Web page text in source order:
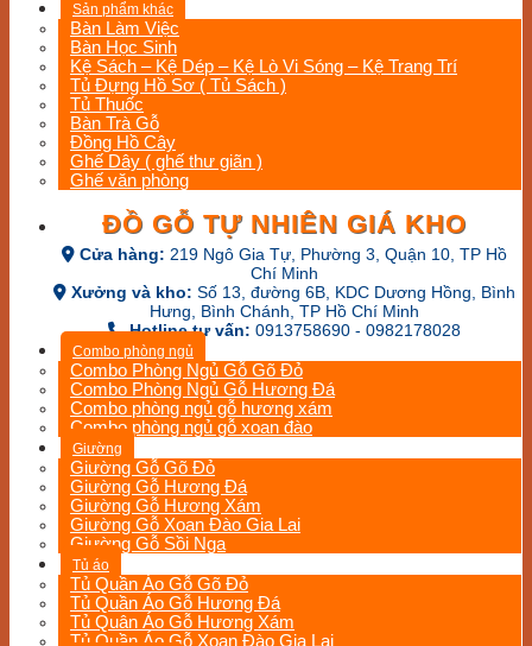
Sản phẩm khác
Bàn Làm Việc
Bàn Học Sinh
Kệ Sách – Kệ Dép – Kệ Lò Vi Sóng – Kệ Trang Trí
Tủ Đựng Hồ Sơ ( Tủ Sách )
Tủ Thuốc
Bàn Trà Gỗ
Đồng Hồ Cây
Ghế Dây ( ghế thư giãn )
Ghế văn phòng
ĐỒ GỖ TỰ NHIÊN GIÁ KHO
Cửa hàng: 219 Ngô Gia Tự, Phường 3, Quận 10, TP Hồ
Chí Minh
Xưởng và kho: Số 13, đường 6B, KDC Dương Hồng, Bình
Hưng, Bình Chánh, TP Hồ Chí Minh
Hotline tư vấn: 0913758690 - 0982178028
Combo phòng ngủ
Combo Phòng Ngủ Gỗ Gõ Đỏ
Combo Phòng Ngủ Gỗ Hương Đá
Combo phòng ngủ gỗ hương xám
Combo phòng ngủ gỗ xoan đào
Giường
Giường Gỗ Gõ Đỏ
Giường Gỗ Hương Đá
Giường Gỗ Hương Xám
Giường Gỗ Xoan Đào Gia Lai
Giường Gỗ Sồi Nga
Tủ áo
Tủ Quần Áo Gỗ Gõ Đỏ
Tủ Quần Áo Gỗ Hương Đá
Tủ Quân Áo Gỗ Hương Xám
Tủ Quần Áo Gỗ Xoan Đào Gia Lai